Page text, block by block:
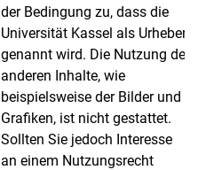
der Bedingung zu, dass die
Universität Kassel als Urheber
genannt wird. Die Nutzung der
anderen Inhalte, wie
beispielsweise der Bilder und
Grafiken, ist nicht gestattet.
Sollten Sie jedoch Interesse
an einem Nutzungsrecht